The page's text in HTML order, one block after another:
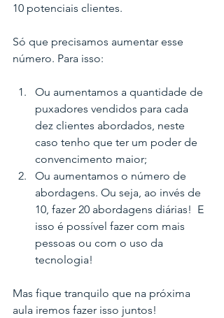
10 potenciais clientes.
Só que precisamos aumentar esse
número. Para isso:
Ou aumentamos a quantidade de
puxadores vendidos para cada
dez clientes abordados, neste
caso tenho que ter um poder de
convencimento maior;
Ou aumentamos o número de
abordagens. Ou seja, ao invés de
10, fazer 20 abordagens diárias!  E
isso é possível fazer com mais
pessoas ou com o uso da
tecnologia!
Mas fique tranquilo que na próxima
aula iremos fazer isso juntos!